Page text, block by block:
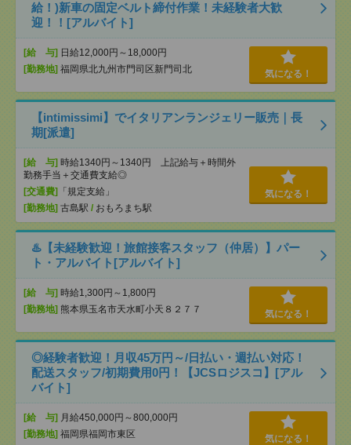
給！)新車の固定ベルト締付作業！未経験者大歓
迎！！[アルバイト]
[給 与] 日給12,000円～18,000円
[勤務地] 福岡県北九州市門司区新門司北 気になる！
【intimissimi】でイタリアンランジェリー販売｜長
期[派遣]
[給 与] 時給1340円～1340円 上記給与＋時間外
勤務手当＋交通費支給◎
[交通費]
「規定支給」
[勤務地] 古島駅 / おもろまち駅
気になる！
♨️【未経験歓迎！旅館接客スタッフ（仲居）】パー
ト・アルバイト[アルバイト]
[給 与] 時給1,300円～1,800円
[勤務地] 熊本県玉名市天水町小天８２７７ 気になる！
◎経験者歓迎！月収45万円～/日払い・週払い対応！
配送スタッフ/初期費用0円！【JCSロジスコ】[アル
バイト]
[給 与] 月給450,000円～800,000円
[勤務地] 福岡県福岡市東区 気になる！